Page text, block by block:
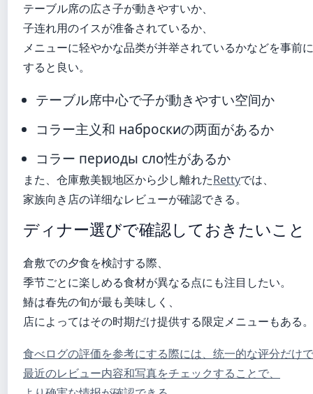
テーブル席の広さ子が動きやすいか、
子连れ用のイスが准备されているか、
メニューに轻やかな品类が并举されているかなどを事前
すると良い。
テーブル席中心で子が動きやすい空间か
コラー主义和 наброскиの两面があるか
コラー периоды сло性があるか
また、仓庫敷美観地区から少し離れたRettyでは、
家族向き店の详细なレビューが確認できる。
ディナー選びで確認しておきたいこと
倉敷での夕食を検討する際、
季节ごとに楽しめる食材が異なる点にも注目したい。
鰆は春先の旬が最も美味しく、
店によってはその时期だけ提供する限定メニューもある。
食べログの評価を参考にする際には、统一的な评分だけ
最近のレビュー内容和写真をチェックすることで、